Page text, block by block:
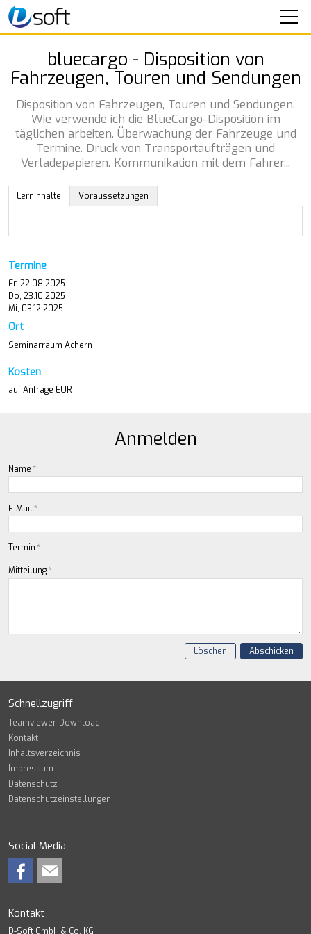
SOFTWARE
SEMINARE
IT-SERVICE
UNTERNEHMEN
KONTAKT
bluecargo - Disposition von
Fahrzeugen, Touren und Sendungen
Disposition von Fahrzeugen, Touren und Sendungen.
Wie verwende ich die BlueCargo-Disposition im
täglichen arbeiten. Überwachung der Fahrzeuge und
Termine. Druck von Transportaufträgen und
Verladepapieren. Kommunikation mit dem Fahrer...
Lerninhalte Voraussetzungen
Termine
Fr, 22.08.2025
Do, 23.10.2025
Mi, 03.12.2025
Ort
Seminarraum Achern
Kosten
auf Anfrage EUR
Anmelden
Name*
E-Mail*
Termin*
Mitteilung*
Löschen Abschicken
Schnellzugriff
Teamviewer-Download
Kontakt
Inhaltsverzeichnis
Impressum
Datenschutz
Datenschutzeinstellungen
Social Media
Kontakt
D-Soft GmbH & Co. KG